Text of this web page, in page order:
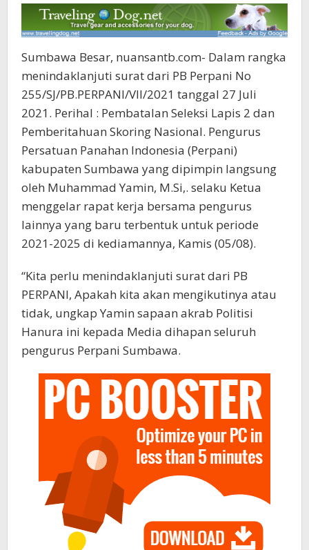
Sumbawa Besar, nuansantb.com- Dalam rangka
menindaklanjuti surat dari PB Perpani No
255/SJ/PB.PERPANI/VII/2021 tanggal 27 Juli
2021. Perihal : Pembatalan Seleksi Lapis 2 dan
Pemberitahuan Skoring Nasional. Pengurus
Persatuan Panahan Indonesia (Perpani)
kabupaten Sumbawa yang dipimpin langsung
oleh Muhammad Yamin, M.Si,. selaku Ketua
menggelar rapat kerja bersama pengurus
lainnya yang baru terbentuk untuk periode
2021-2025 di kediamannya, Kamis (05/08).
“Kita perlu menindaklanjuti surat dari PB
PERPANI, Apakah kita akan mengikutinya atau
tidak, ungkap Yamin sapaan akrab Politisi
Hanura ini kepada Media dihapan seluruh
pengurus Perpani Sumbawa.